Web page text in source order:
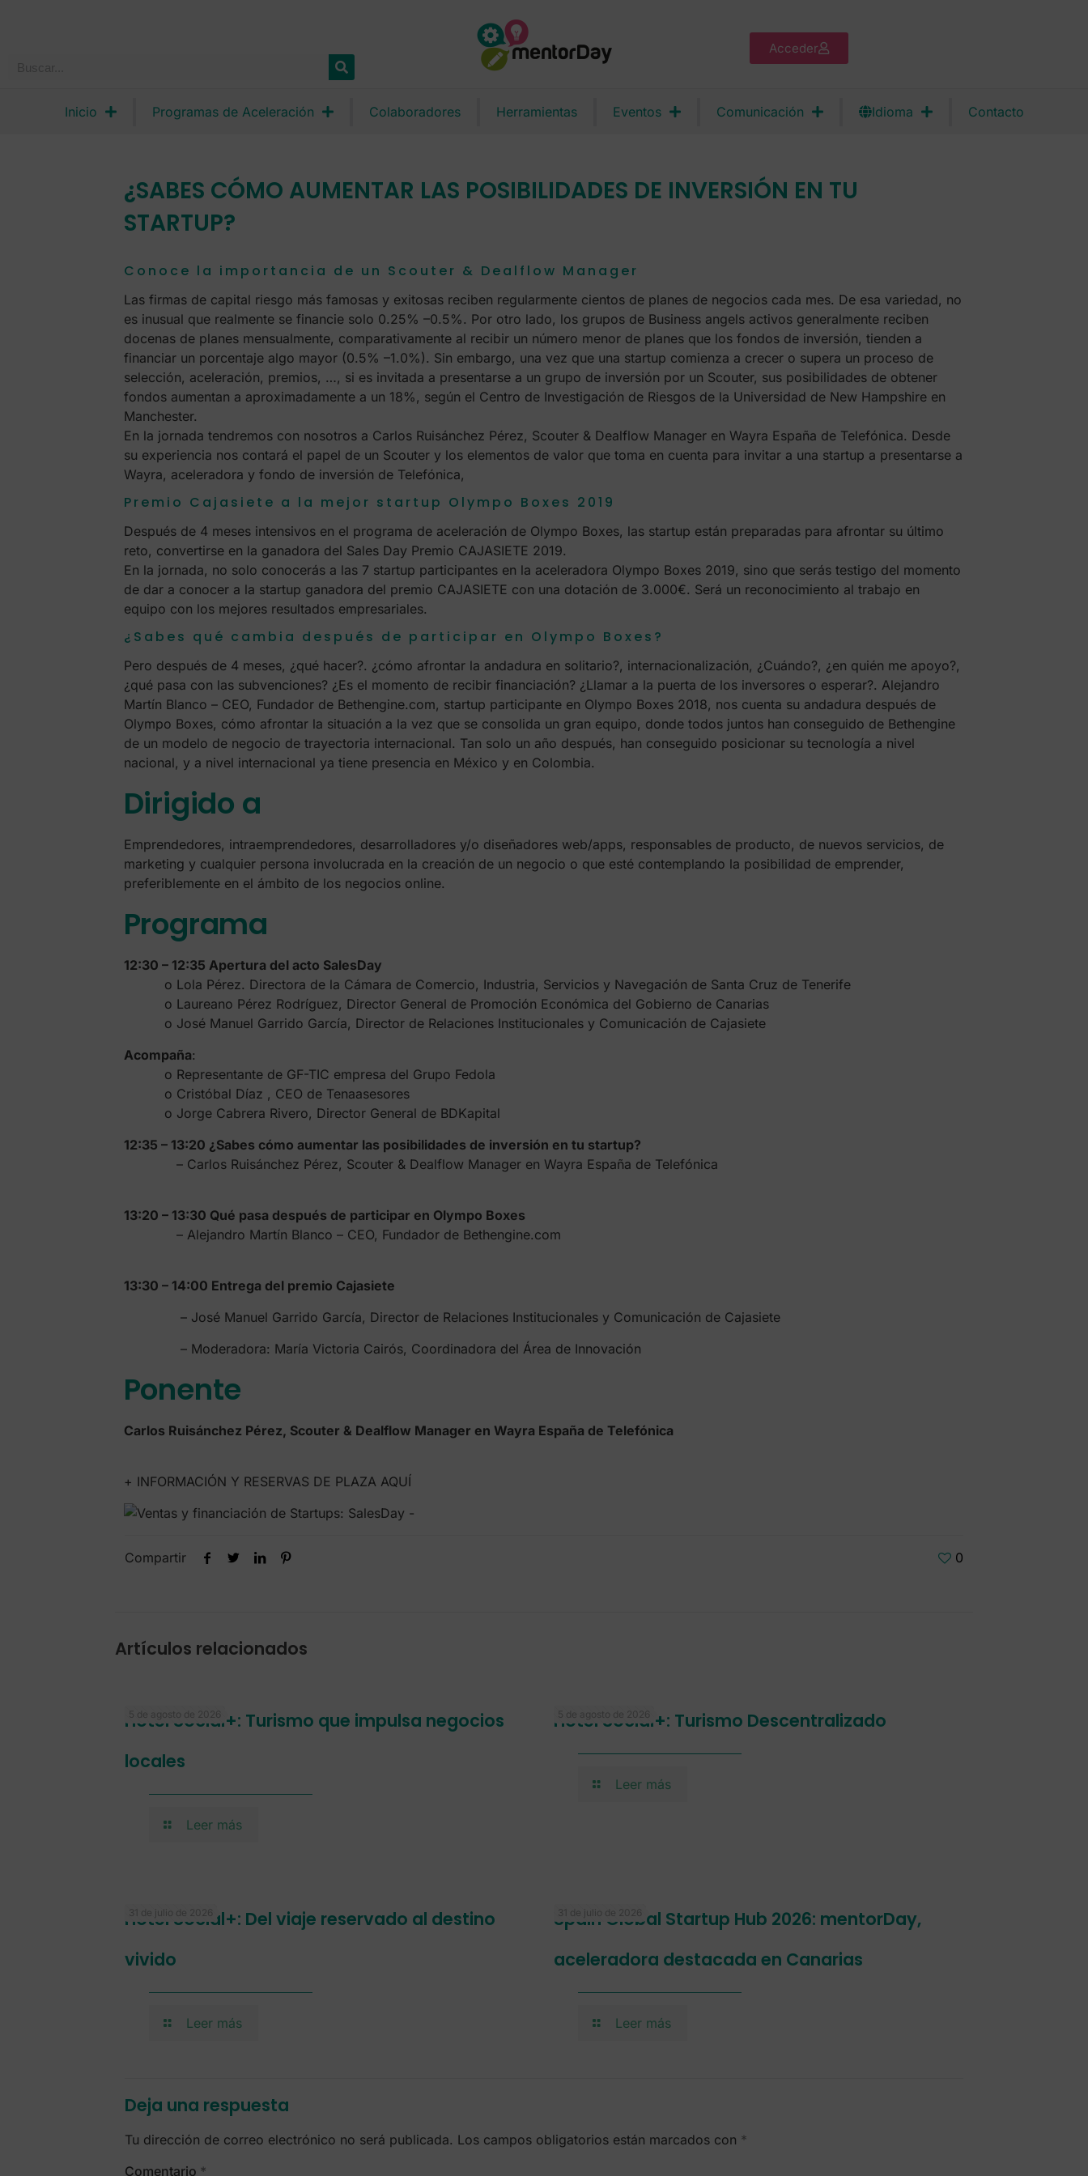
Acceder
Inicio Programas de Aceleración Colaboradores Herramientas Eventos Comunicación Idioma Contacto
¿SABES CÓMO AUMENTAR LAS POSIBILIDADES DE INVERSIÓN EN TU
STARTUP?
Conoce la importancia de un Scouter & Dealflow Manager
Las firmas de capital riesgo más famosas y exitosas reciben regularmente cientos de planes de negocios cada mes. De esa variedad, no
es inusual que realmente se financie solo 0.25% –0.5%. Por otro lado, los grupos de Business angels activos generalmente reciben
docenas de planes mensualmente, comparativamente al recibir un número menor de planes que los fondos de inversión, tienden a
financiar un porcentaje algo mayor (0.5% –1.0%). Sin embargo, una vez que una startup comienza a crecer o supera un proceso de
selección, aceleración, premios, …, si es invitada a presentarse a un grupo de inversión por un Scouter, sus posibilidades de obtener
fondos aumentan a aproximadamente a un 18%, según el Centro de Investigación de Riesgos de la Universidad de New Hampshire en
Manchester.
En la jornada tendremos con nosotros a Carlos Ruisánchez Pérez, Scouter & Dealflow Manager en Wayra España de Telefónica. Desde
su experiencia nos contará el papel de un Scouter y los elementos de valor que toma en cuenta para invitar a una startup a presentarse a
Wayra, aceleradora y fondo de inversión de Telefónica,
Premio Cajasiete a la mejor startup Olympo Boxes 2019
Después de 4 meses intensivos en el programa de aceleración de Olympo Boxes, las startup están preparadas para afrontar su último
reto, convertirse en la ganadora del Sales Day Premio CAJASIETE 2019.
En la jornada, no solo conocerás a las 7 startup participantes en la aceleradora Olympo Boxes 2019, sino que serás testigo del momento
de dar a conocer a la startup ganadora del premio CAJASIETE con una dotación de 3.000€. Será un reconocimiento al trabajo en
equipo con los mejores resultados empresariales.
¿Sabes qué cambia después de participar en Olympo Boxes?
Pero después de 4 meses, ¿qué hacer?. ¿cómo afrontar la andadura en solitario?, internacionalización, ¿Cuándo?, ¿en quién me apoyo?,
¿qué pasa con las subvenciones? ¿Es el momento de recibir financiación? ¿Llamar a la puerta de los inversores o esperar?. Alejandro
Martín Blanco – CEO, Fundador de Bethengine.com, startup participante en Olympo Boxes 2018, nos cuenta su andadura después de
Olympo Boxes, cómo afrontar la situación a la vez que se consolida un gran equipo, donde todos juntos han conseguido de Bethengine
de un modelo de negocio de trayectoria internacional. Tan solo un año después, han conseguido posicionar su tecnología a nivel
nacional, y a nivel internacional ya tiene presencia en México y en Colombia.
Dirigido a
Emprendedores, intraemprendedores, desarrolladores y/o diseñadores web/apps, responsables de producto, de nuevos servicios, de
marketing y cualquier persona involucrada en la creación de un negocio o que esté contemplando la posibilidad de emprender,
preferiblemente en el ámbito de los negocios online.
Programa
12:30 – 12:35 Apertura del acto SalesDay
o Lola Pérez. Directora de la Cámara de Comercio, Industria, Servicios y Navegación de Santa Cruz de Tenerife
o Laureano Pérez Rodríguez, Director General de Promoción Económica del Gobierno de Canarias
o José Manuel Garrido García, Director de Relaciones Institucionales y Comunicación de Cajasiete
Acompaña:
o Representante de GF-TIC empresa del Grupo Fedola
o Cristóbal Díaz , CEO de Tenaasesores
o Jorge Cabrera Rivero, Director General de BDKapital
12:35 – 13:20 ¿Sabes cómo aumentar las posibilidades de inversión en tu startup?
– Carlos Ruisánchez Pérez, Scouter & Dealflow Manager en Wayra España de Telefónica
13:20 – 13:30 Qué pasa después de participar en Olympo Boxes
– Alejandro Martín Blanco – CEO, Fundador de Bethengine.com
13:30 – 14:00 Entrega del premio Cajasiete
– José Manuel Garrido García, Director de Relaciones Institucionales y Comunicación de Cajasiete
– Moderadora: María Victoria Cairós, Coordinadora del Área de Innovación
Ponente
Carlos Ruisánchez Pérez, Scouter & Dealflow Manager en Wayra España de Telefónica
+ INFORMACIÓN Y RESERVAS DE PLAZA AQUÍ
Compartir 0
Artículos relacionados
5 de agosto de 2026
Hotel Social+: Turismo que impulsa negocios
locales
Leer más
5 de agosto de 2026
Hotel Social+: Turismo Descentralizado
Leer más
31 de julio de 2026
Hotel Social+: Del viaje reservado al destino
vivido
Leer más
31 de julio de 2026
Spain Global Startup Hub 2026: mentorDay,
aceleradora destacada en Canarias
Leer más
Deja una respuesta
Tu dirección de correo electrónico no será publicada. Los campos obligatorios están marcados con *
Comentario *